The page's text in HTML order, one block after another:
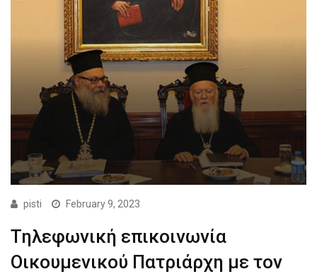
pisti February 9, 2023
Τηλεφωνική επικοινωνία
Οικουμενικού Πατριάρχη με τον